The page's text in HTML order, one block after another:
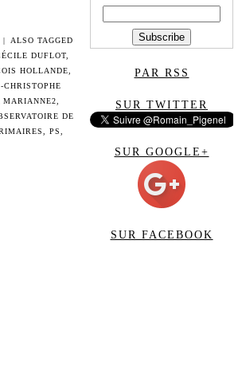
|
ALSO TAGGED
DUFLOT
HOLLANDE
CHRISTOPHE
MARIANNE2
DE
PS
PAR RSS
SUR TWITTER
SUR GOOGLE+
SUR FACEBOOK